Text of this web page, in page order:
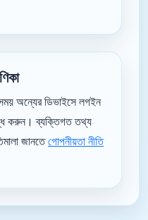
অন্যের ডিভাইসে লগইন
করুন। ব্যক্তিগত তথ্য
জানতেগোপনীয়তা নীতি